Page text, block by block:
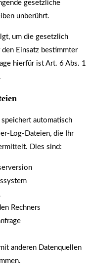
gesetzliche
unberührt.
um die gesetzlich
Einsatz bestimmter
hierfür ist Art. 6 Abs. 1
automatisch
Log-Dateien, die Ihr
Dies sind:
Rechners
anderen Datenquellen